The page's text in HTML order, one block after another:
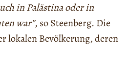
in Palästina oder in
war”, so Steenberg. Die
lokalen Bevölkerung, deren